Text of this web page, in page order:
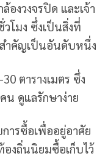
องวงจรปิด และเจ้า
โมง ซึ่งเป็นสิ่งที่
ำคัญเป็นอันดับหนึ่ง
ตารางเมตร ซึ่ง
น ดูแลรักษาง่าย
ารซื้อเพื่ออยู่อาศัย
งถิ่นนิยมซื้อเก็บไว้